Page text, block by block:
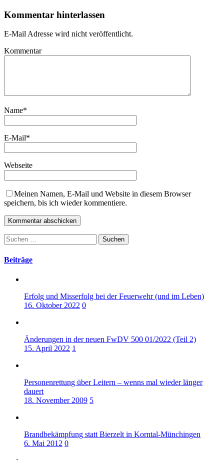
Kommentar hinterlassen
E-Mail Adresse wird nicht veröffentlicht.
Kommentar
Name*
E-Mail*
Webseite
Meinen Namen, E-Mail und Website in diesem Browser
speichern, bis ich wieder kommentiere.
Suchen
nach:
Beiträge
Erfolg und Misserfolg bei der Feuerwehr (und im Leben)
16. Oktober 2022 0
Änderungen in der neuen FwDV 500 01/2022 (Teil 2)
15. April 2022 1
Personenrettung über Leitern – wenns mal wieder länger
dauert
18. November 2009 5
Brandbekämpfung statt Bierzelt in Korntal-Münchingen
6. Mai 2012 0